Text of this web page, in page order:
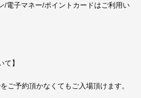
/電子マネー/ポイントカードはご利用い
て】
ご予約頂かなくてもご入場頂けます。